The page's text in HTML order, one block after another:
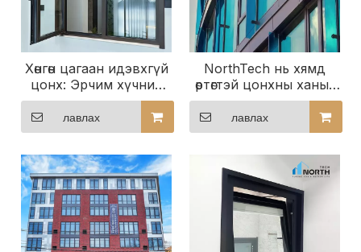
Хөнгөн цагаан идэвхгүй
цонх: Эрчим хүчний
хэмнэлт, дэгжин
байдлыг дахин
тодорхойлох
лавлах
NorthTech нь хямд
өртөгтэй цонхны ханыг
өөрчлөх боломжтой
лавлах